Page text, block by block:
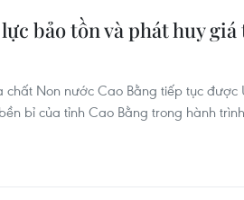
bảo tồn và phát huy
chất Non nước Cao Bằng tiếp tục
bỉ của tỉnh Cao Bằng trong hành